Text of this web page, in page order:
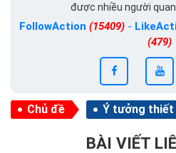
được nhiều người
FollowAction (15409)-
(479)
Chủ đề Ý tưởng thiết
BÀI VIẾT